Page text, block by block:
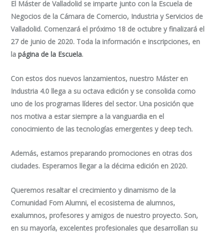
El Máster de Valladolid se imparte junto con la Escuela de
Negocios de la Cámara de Comercio, Industria y Servicios de
Valladolid. Comenzará el próximo 18 de octubre y finalizará el
27 de junio de 2020. Toda la información e inscripciones, en
lapágina de la Escuela.
Con estos dos nuevos lanzamientos, nuestro Máster en
Industria 4.0 llega a su octava edición y se consolida como
uno de los programas líderes del sector. Una posición que
nos motiva a estar siempre a la vanguardia en el
conocimiento de las tecnologías emergentes y deep tech.
Además, estamos preparando promociones en otras dos
ciudades. Esperamos llegar a la décima edición en 2020.
Queremos resaltar el crecimiento y dinamismo de la
Comunidad Fom Alumni, el ecosistema de alumnos,
exalumnos, profesores y amigos de nuestro proyecto. Son,
en su mayoría, excelentes profesionales que desarrollan su